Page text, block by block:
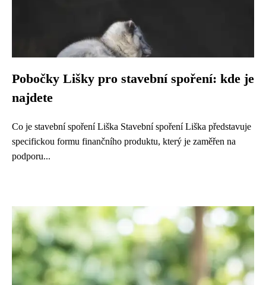
Pobočky Lišky pro stavební spoření: kde je
najdete
Co je stavební spoření Liška Stavební spoření Liška představuje
specifickou formu finančního produktu, který je zaměřen na
podporu...